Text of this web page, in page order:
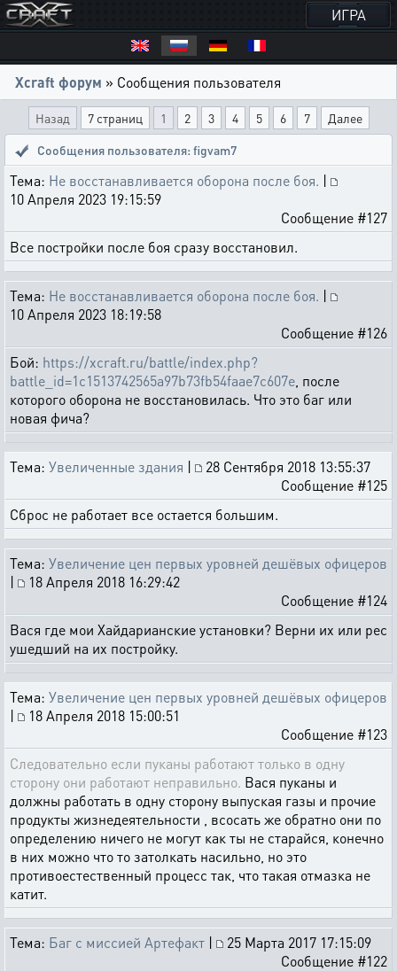
ИГРА
Xcraft форум » Сообщения пользователя
Назад 7 страниц 1 2 3 4 5 6 7
Далее
Сообщения пользователя: figvam7
Тема: Не восстанавливается оборона после боя. |
10 Апреля 2023 19:15:59
Сообщение #127
Все постройки после боя сразу восстановил.
Тема: Не восстанавливается оборона после боя. |
10 Апреля 2023 18:19:58
Сообщение #126
Бой: https://xcraft.ru/battle/index.php?
battle_id=1c1513742565a97b73fb54faae7c607e , после
которого оборона не восстановилась. Что это баг или
новая фича?
Тема: Увеличенные здания |
28 Сентября 2018 13:55:37
Сообщение #125
Сброс не работает все остается большим.
Тема: Увеличение цен первых уровней дешёвых офицеров
|
18 Апреля 2018 16:29:42
Сообщение #124
Вася где мои Хайдарианские установки? Верни их или рес
ушедший на их постройку.
Тема: Увеличение цен первых уровней дешёвых офицеров
|
18 Апреля 2018 15:00:51
Сообщение #123
Следовательно если пуканы работают только в одну
сторону они работают неправильно. Вася пуканы и
должны работать в одну сторону выпуская газы и прочие
продукты жизнедеятельности , всосать же обратно они по
определению ничего не могут как ты не старайся, конечно
в них можно что то затолкать насильно, но это
противоестественный процесс так, что такая отмазка не
катит.
Тема: Баг с миссией Артефакт |
25 Марта 2017 17:15:09
Сообщение #122